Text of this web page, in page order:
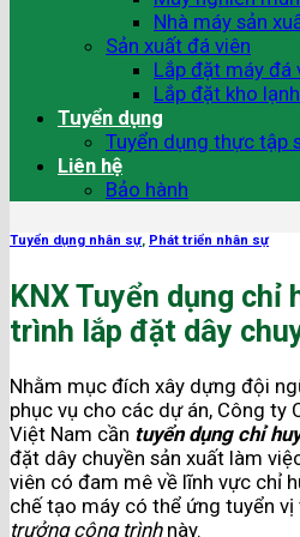
Nhà máy sản
Sản xuất đá viên
Lắp đặt máy đá
Lắp đặt kho lạnh
Tuyển dụng
Tuyển dụng thực tập
Liên hệ
Bảo hành
Tuyển dụng nhân sự, Phát triển nhân sự
KNX Tuyển dụng chỉ
trình lắp đặt dây
Nhằm mục đích xây dựng đội
phục vụ cho các dự án, Công ty
Việt Nam cần tuyển dụng chỉ
đặt dây chuyền sản xuất làm
viên có đam mê về lĩnh vực chỉ
chế tạo máy có thể ứng tuyển vị
trưởng công trìnhnày.